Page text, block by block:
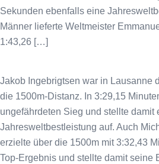
Sekunden ebenfalls eine
Männer lieferte Weltmeister
1:43,26 […]
Jakob Ingebrigtsen war in Lausanne
die 1500m-Distanz. In 3:29,15
ungefährdeten Sieg und stellte damit
Jahresweltbestleistung auf. Auch
erzielte über die 1500m mit 3:32,43
Top-Ergebnis und stellte damit seine